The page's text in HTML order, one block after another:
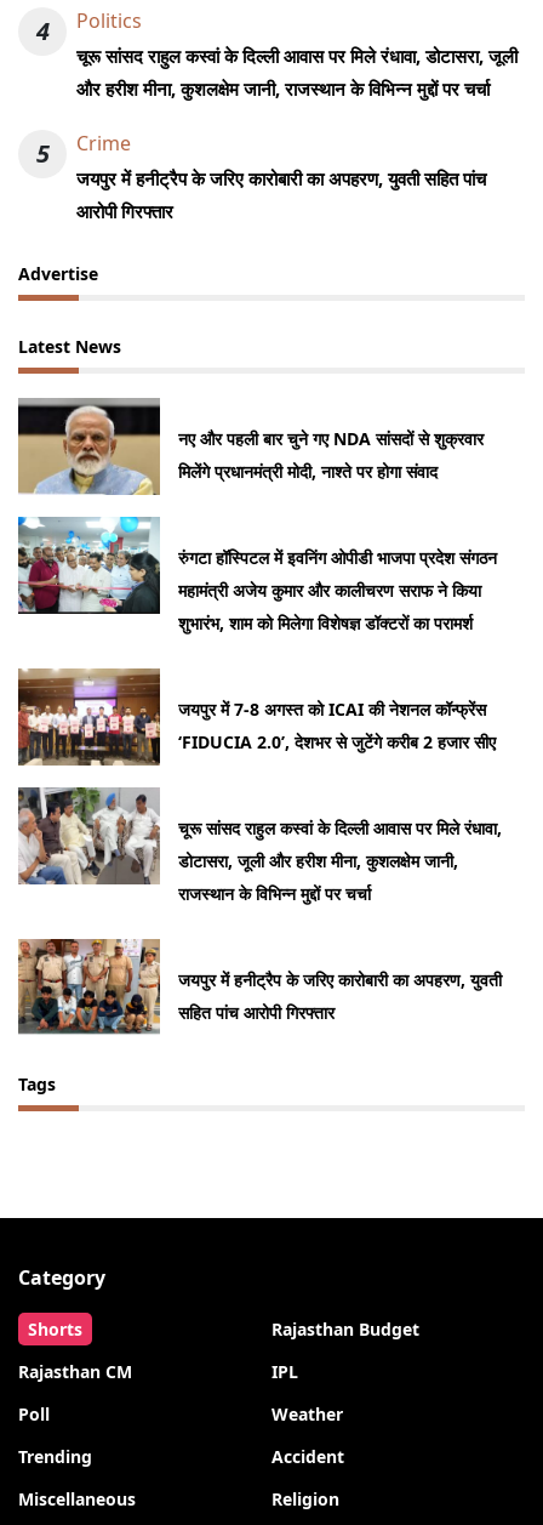
4 Politics
चूरू सांसद राहुल कस्वां के दिल्ली आवास पर मिले रंधावा, डोटासरा, जूली
और हरीश मीना, कुशलक्षेम जानी, राजस्थान के विभिन्न मुद्दों पर चर्चा
5 Crime
जयपुर में हनीट्रैप के जरिए कारोबारी का अपहरण, युवती सहित पांच
आरोपी गिरफ्तार
Advertise
Latest News
नए और पहली बार चुने गए NDA सांसदों से शुक्रवार
मिलेंगे प्रधानमंत्री मोदी, नाश्ते पर होगा संवाद
रुंगटा हॉस्पिटल में इवनिंग ओपीडी भाजपा प्रदेश संगठन
महामंत्री अजेय कुमार और कालीचरण सराफ ने किया
शुभारंभ, शाम को मिलेगा विशेषज्ञ डॉक्टरों का परामर्श
जयपुर में 7-8 अगस्त को ICAI की नेशनल कॉन्फ्रेंस
‘FIDUCIA 2.0’, देशभर से जुटेंगे करीब 2 हजार सीए
चूरू सांसद राहुल कस्वां के दिल्ली आवास पर मिले रंधावा,
डोटासरा, जूली और हरीश मीना, कुशलक्षेम जानी,
राजस्थान के विभिन्न मुद्दों पर चर्चा
जयपुर में हनीट्रैप के जरिए कारोबारी का अपहरण, युवती
सहित पांच आरोपी गिरफ्तार
Tags
Category
Shorts
Rajasthan Budget
Rajasthan CM
IPL
Poll
Weather
Trending
Accident
Miscellaneous
Religion